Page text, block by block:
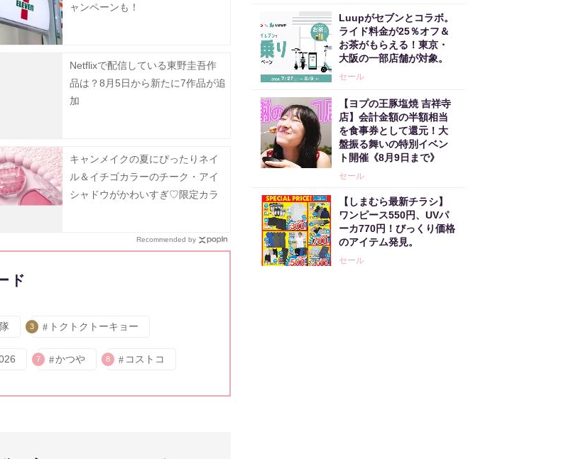
ャンペーンも！
Netflixで配信している東野圭吾作
品は？8月5日から新たに7作品が追
加
キャンメイクの夏にぴったりネイ
ル＆イチゴカラーのチーク・アイ
シャドウがかわいすぎ♡限定カラ
Recommended by
ド
3 トクトクトーキョー
7 かつや 8 コストコ
Luupがセブンとコラボ。
ライド料金が25％オフ＆
お茶がもらえる！東京・
大阪の一部店舗が対象。
セール
【ヨプの王豚塩焼 吉祥寺
店】会計金額の半額相当
を食事券として還元！大
盤振る舞いの特別イベン
ト開催《8月9日まで》
セール
【しまむら最新チラシ】
ワンピース550円、UVパ
ーカ770円！びっくり価格
のアイテム発見。
セール